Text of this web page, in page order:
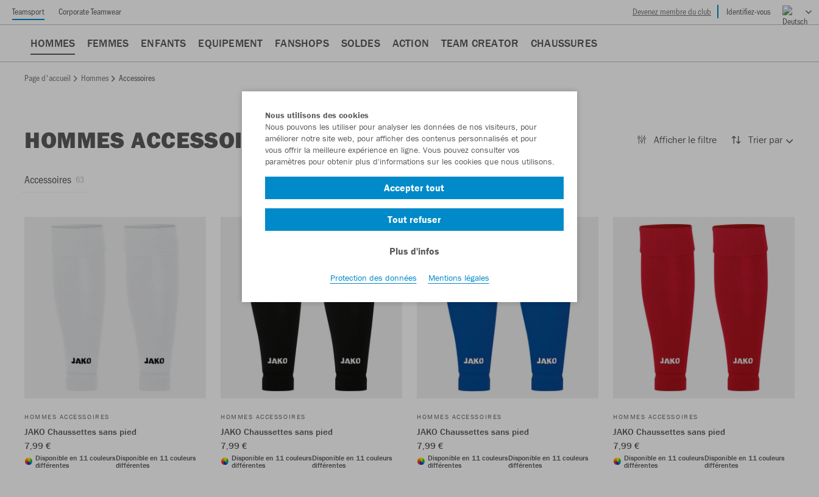
Teamsport Corporate Teamwear Devenez membre du club Identifiez-vous
HOMMES FEMMES ENFANTS EQUIPEMENT FANSHOPS SOLDES ACTION TEAM CREATOR CHAUSSURES
Page d'accueil Hommes Accessoires
HOMMES ACCESSOIRES Afficher le filtre Trier par
Accessoires 63
HOMMES ACCESSOIRES
JAKO Chaussettes sans pied
7,99 €
Disponible en 11 couleurs
différentes
Disponible en 11 couleurs
différentes
HOMMES ACCESSOIRES
JAKO Chaussettes sans pied
7,99 €
Disponible en 11 couleurs
différentes
Disponible en 11 couleurs
différentes
HOMMES ACCESSOIRES
JAKO Chaussettes sans pied
7,99 €
Disponible en 11 couleurs
différentes
Disponible en 11 couleurs
différentes
HOMMES ACCESSOIRES
JAKO Chaussettes sans pied
7,99 €
Disponible en 11 couleurs
différentes
Disponible en 11 couleurs
différentes
Nous utilisons des cookies
Nous pouvons les utiliser pour analyser les données de nos visiteurs, pour
améliorer notre site web, pour afficher des contenus personnalisés et pour
vous offrir la meilleure expérience en ligne. Vous pouvez consulter vos
paramètres pour obtenir plus d'informations sur les cookies que nous utilisons.
Accepter tout
Tout refuser
Plus d'infos
Protection des données Mentions légales